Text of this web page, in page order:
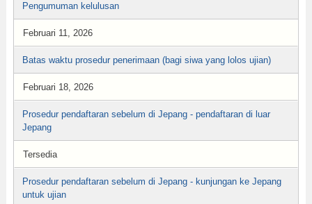
Pengumuman kelulusan
Februari 11, 2026
Batas waktu prosedur penerimaan (bagi siwa yang lolos ujian)
Februari 18, 2026
Prosedur pendaftaran sebelum di Jepang - pendaftaran di luar
Jepang
Tersedia
Prosedur pendaftaran sebelum di Jepang - kunjungan ke Jepang
untuk ujian